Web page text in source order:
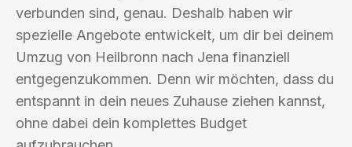
verbunden sind, genau. Deshalb haben wir
spezielle Angebote entwickelt, um dir bei deinem
Umzug von Heilbronn nach Jena finanziell
entgegenzukommen. Denn wir möchten, dass du
entspannt in dein neues Zuhause ziehen kannst,
ohne dabei dein komplettes Budget